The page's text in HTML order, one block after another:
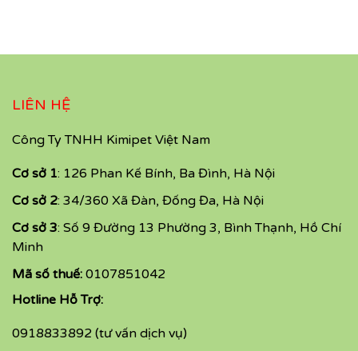
LIÊN HỆ
Công Ty TNHH Kimipet Việt Nam
Cơ sở 1: 126 Phan Kế Bính, Ba Đình, Hà Nội
Cơ sở 2: 34/360 Xã Đàn, Đống Đa, Hà Nội
Cơ sở 3: Số 9 Đường 13 Phường 3, Bình Thạnh, Hồ Chí
Minh
Mã số thuế: 0107851042
Hotline Hỗ Trợ:
0918833892 (tư vấn dịch vụ)